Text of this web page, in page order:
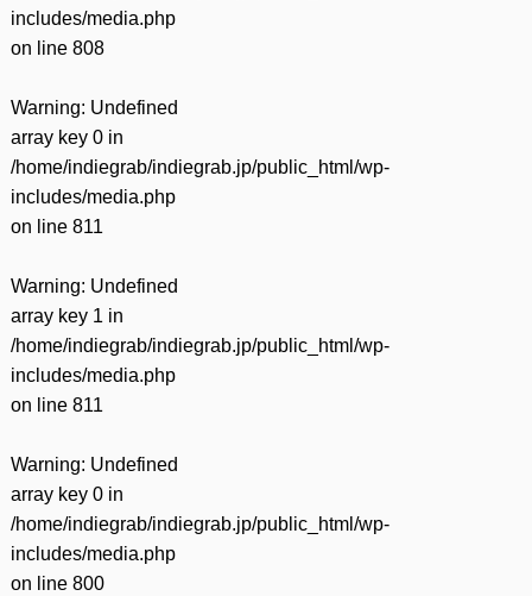
includes/media.php
on line 808
Warning: Undefined
array key 0 in
/home/indiegrab/indiegrab.jp/public_html/wp-
includes/media.php
on line 811
Warning: Undefined
array key 1 in
/home/indiegrab/indiegrab.jp/public_html/wp-
includes/media.php
on line 811
Warning: Undefined
array key 0 in
/home/indiegrab/indiegrab.jp/public_html/wp-
includes/media.php
on line 800